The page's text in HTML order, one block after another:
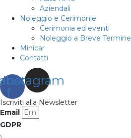
Aziendali
Noleggio e Cerimonie
Cerimonia ed eventi
Noleggio a Breve Termine
Minicar
Contatti
f
Instagram
Iscriviti alla Newsletter
Email
GDPR